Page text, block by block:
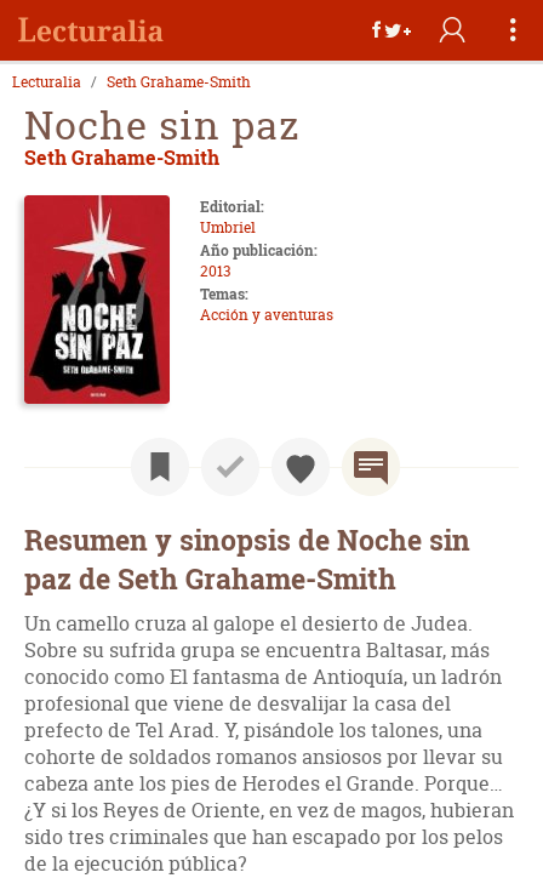
Lecturalia Seth Grahame-Smith
Noche sin paz
Seth Grahame-Smith
Editorial:
Umbriel
Año publicación:
2013
Temas:
Acción y aventuras
Resumen y sinopsis de Noche sin
paz de Seth Grahame-Smith
Un camello cruza al galope el desierto de Judea.
Sobre su sufrida grupa se encuentra Baltasar, más
conocido como El fantasma de Antioquía, un ladrón
profesional que viene de desvalijar la casa del
prefecto de Tel Arad. Y, pisándole los talones, una
cohorte de soldados romanos ansiosos por llevar su
cabeza ante los pies de Herodes el Grande. Porque…
¿Y si los Reyes de Oriente, en vez de magos, hubieran
sido tres criminales que han escapado por los pelos
de la ejecución pública?